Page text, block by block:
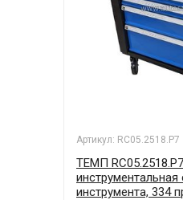
Артикул: RC05.2518.P7
ТЕМП
инструмента, 334